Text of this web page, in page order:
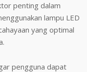
penting dalam
lampu LED
yang optimal
pengguna dapat